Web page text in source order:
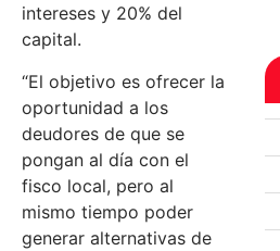
intereses y 20% del
capital.
“El objetivo es ofrecer la
oportunidad a los
deudores de que se
pongan al día con el
fisco local, pero al
mismo tiempo poder
generar alternativas de